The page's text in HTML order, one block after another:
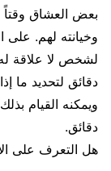
بعض العشاق
وخيانته لهم. على
لشخص لا علاقة
دقائق لتحديد ما
دقائق.
هل التعرف على